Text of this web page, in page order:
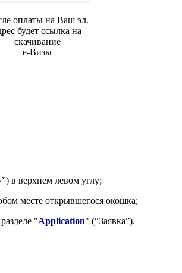
оплаты на Ваш эл.
будет ссылка на
скачивание
е-Визы
в верхнем левом углу;
месте открывшегося окошка;
"Application" (“Заявка”).